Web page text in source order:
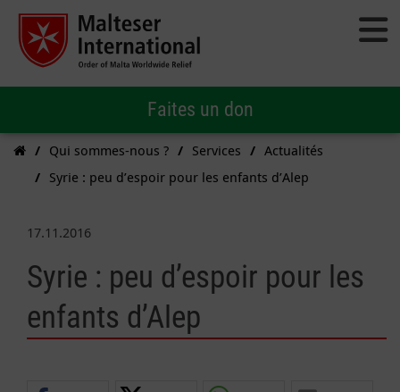
Faites un don
Qui sommes-nous ? Services
Actualités
Syrie : peu d’espoir pour les enfants d’Alep
17.11.2016
Syrie : peu d’espoir pour les
enfants d’Alep